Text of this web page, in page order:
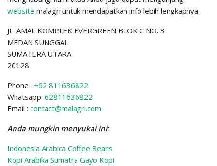
website malagri untuk mendapatkan info lebih lengkapnya.
JL. AMAL KOMPLEK EVERGREEN BLOK C NO. 3
MEDAN SUNGGAL
SUMATERA UTARA
20128
Phone : +62 811636822
Whatsapp: 62811636822
Email : contact@malagri.com
Anda mungkin menyukai ini:
Indonesia Arabica Coffee Beans
Kopi Arabika Sumatra Gayo Kopi